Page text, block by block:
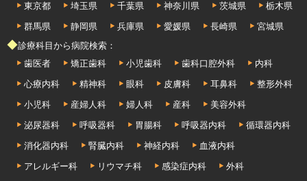
東京都
埼玉県 千葉県 神奈川県 茨城県
栃木県
群馬県
静岡県 兵庫県 愛媛県 長崎県
宮城県
◆診療科目から病院検索：
歯医者
矯正歯科 小児歯科 歯科口腔外科
内科
心療内科
精神科 眼科 皮膚科 耳鼻科
整形外科
小児科
産婦人科 婦人科 産科
美容外科
泌尿器科
呼吸器科 胃腸科 呼吸器内科
循環器内科
消化器内科
腎臓内科 神経内科
血液内科
アレルギー科
リウマチ科 感染症内科
外科